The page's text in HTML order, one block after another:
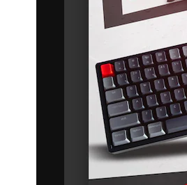
Copyright ©